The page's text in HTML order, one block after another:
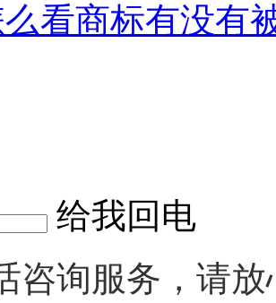
看商标有没有
给我回电
咨询服务，请放